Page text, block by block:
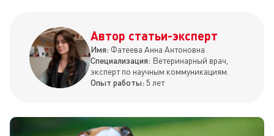
Автор статьи-эксперт
Имя: Фатеева Анна Антоновна
Специализация: Ветеринарный врач,
эксперт по научным коммуникациям.
Опыт работы: 5 лет